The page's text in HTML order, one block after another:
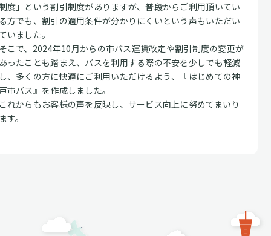
度」という割引制度がありますが、普段からご利用頂いてい
方でも、割引の適用条件が分かりにくいという声もいただい
いました。
こで、2024年10月からの市バス運賃改定や割引制度の変更が
ったことも踏まえ、バスを利用する際の不安を少しでも軽減
、多くの方に快適にご利用いただけるよう、『はじめての神
市バス』を作成しました。
れからもお客様の声を反映し、サービス向上に努めてまいり
す。